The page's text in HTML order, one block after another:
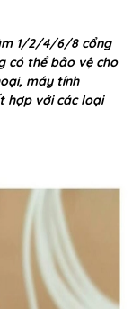
1/2/4/6/8 cổng
có thể bảo vệ cho
máy tính
hợp với các loại